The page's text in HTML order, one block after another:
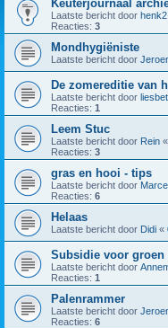
Keuterjournaal
Laatste bericht door henk2
Reacties: 3
Mondhygiëniste
Laatste bericht door
De zomereditie van
Laatste bericht door
Reacties: 1
Leem Stuc
Laatste bericht door Rein «
Reacties: 3
gras en hooi - tips
Laatste bericht door
Reacties: 6
Helaas
Laatste bericht door Didi «
Subsidie voor groen
Laatste bericht door
Reacties: 1
Palenrammer
Laatste bericht door
Reacties: 6